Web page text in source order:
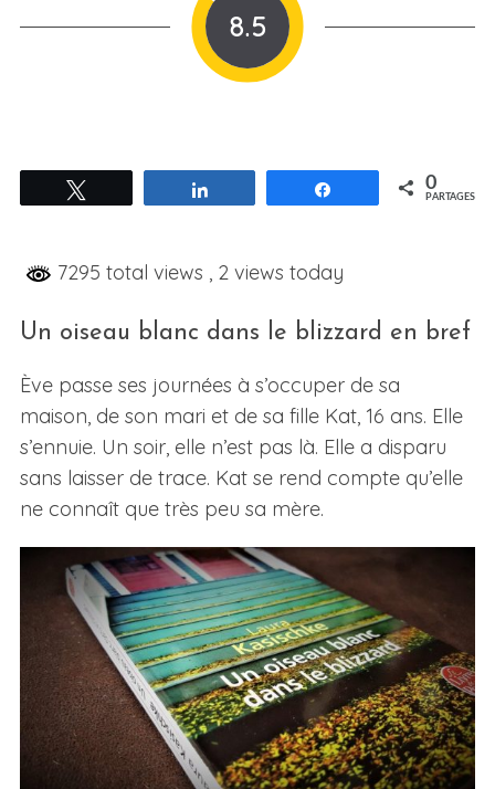
8.5
Partagez 0
PARTAGES
7295 total views , 2 views today
Un oiseau blanc dans le blizzard en bref
Ève passe ses journées à s’occuper de sa
maison, de son mari et de sa fille Kat, 16 ans. Elle
s’ennuie. Un soir, elle n’est pas là. Elle a disparu
sans laisser de trace. Kat se rend compte qu’elle
ne connaît que très peu sa mère.